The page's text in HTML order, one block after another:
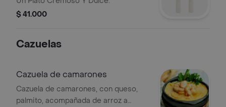
$ 41.000
Cazuelas
Cazuela de camarones
Cazuela de camarones, con queso,
palmito, acompañada de arroz a